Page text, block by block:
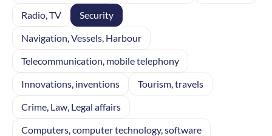
Radio, TV
Security
Navigation, Vessels, Harbour
Telecommunication, mobile telephony
Innovations, inventions
Tourism, travels
Crime, Law, Legal affairs
Computers, computer technology, software